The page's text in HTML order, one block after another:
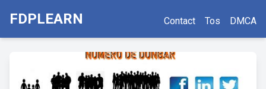
FDPLEARN Contact Tos DMCA